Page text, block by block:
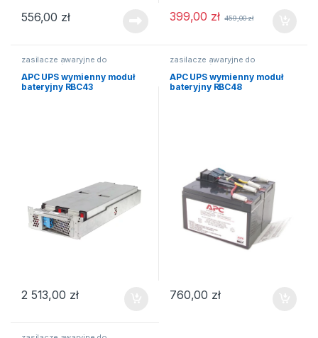
556,00 zł 399,00 zł 459,00zł
zasilacze awaryjne do
komputerów
APC UPS wymienny moduł
bateryjny RBC43
2 513,00 zł
zasilacze awaryjne do
komputerów
APC UPS wymienny moduł
bateryjny RBC48
760,00 zł